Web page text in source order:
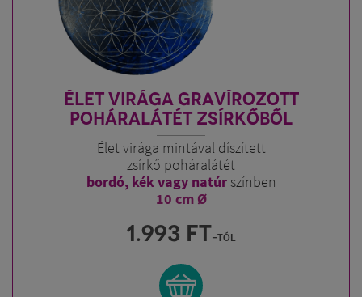
ÉLET VIRÁGA GRAVÍROZOTT
POHÁRALÁTÉT ZSÍRKŐBŐL
Élet virága mintával díszített
zsírkő poháralátét
bordó, kék vagy natúrszínben
10 cm Ø
1.993 FT-tól